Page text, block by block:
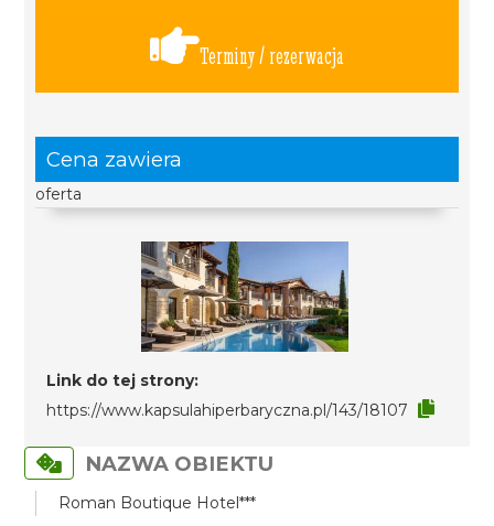
Terminy / rezerwacja
Cena zawiera
oferta
Link do tej strony:
https://www.kapsulahiperbaryczna.pl/143/18107
NAZWA OBIEKTU
Roman Boutique Hotel***